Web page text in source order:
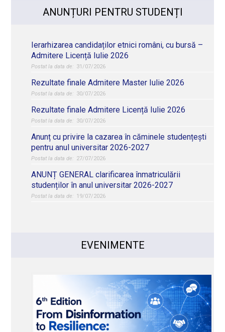
ANUNȚURI PENTRU STUDENȚI
Ierarhizarea candidaților etnici români, cu bursă –
Admitere Licență Iulie 2026
31/07/2026
Rezultate finale Admitere Master Iulie 2026
30/07/2026
Rezultate finale Admitere Licență Iulie 2026
30/07/2026
Anunț cu privire la cazarea în căminele studențești
pentru anul universitar 2026-2027
27/07/2026
ANUNȚ GENERAL clarificarea înmatriculării
studenților în anul universitar 2026-2027
19/07/2026
EVENIMENTE